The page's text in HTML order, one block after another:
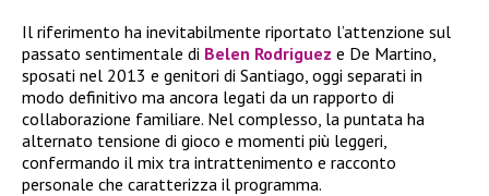
Il riferimento ha inevitabilmente riportato l’attenzione sul
passato sentimentale di Belen Rodriguez e De Martino,
sposati nel 2013 e genitori di Santiago, oggi separati in
modo definitivo ma ancora legati da un rapporto di
collaborazione familiare. Nel complesso, la puntata ha
alternato tensione di gioco e momenti più leggeri,
confermando il mix tra intrattenimento e racconto
personale che caratterizza il programma.